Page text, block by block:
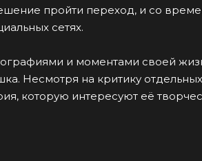
пройти переход, и со
сетях.
и моментами своей
Несмотря на критику
которую интересуют её